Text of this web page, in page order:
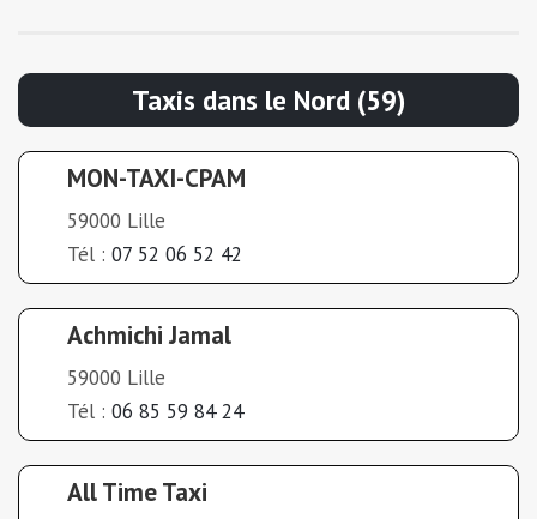
Taxis dans le Nord (59)
MON-TAXI-CPAM
59000 Lille
Tél : 07 52 06 52 42
Achmichi Jamal
59000 Lille
Tél : 06 85 59 84 24
All Time Taxi